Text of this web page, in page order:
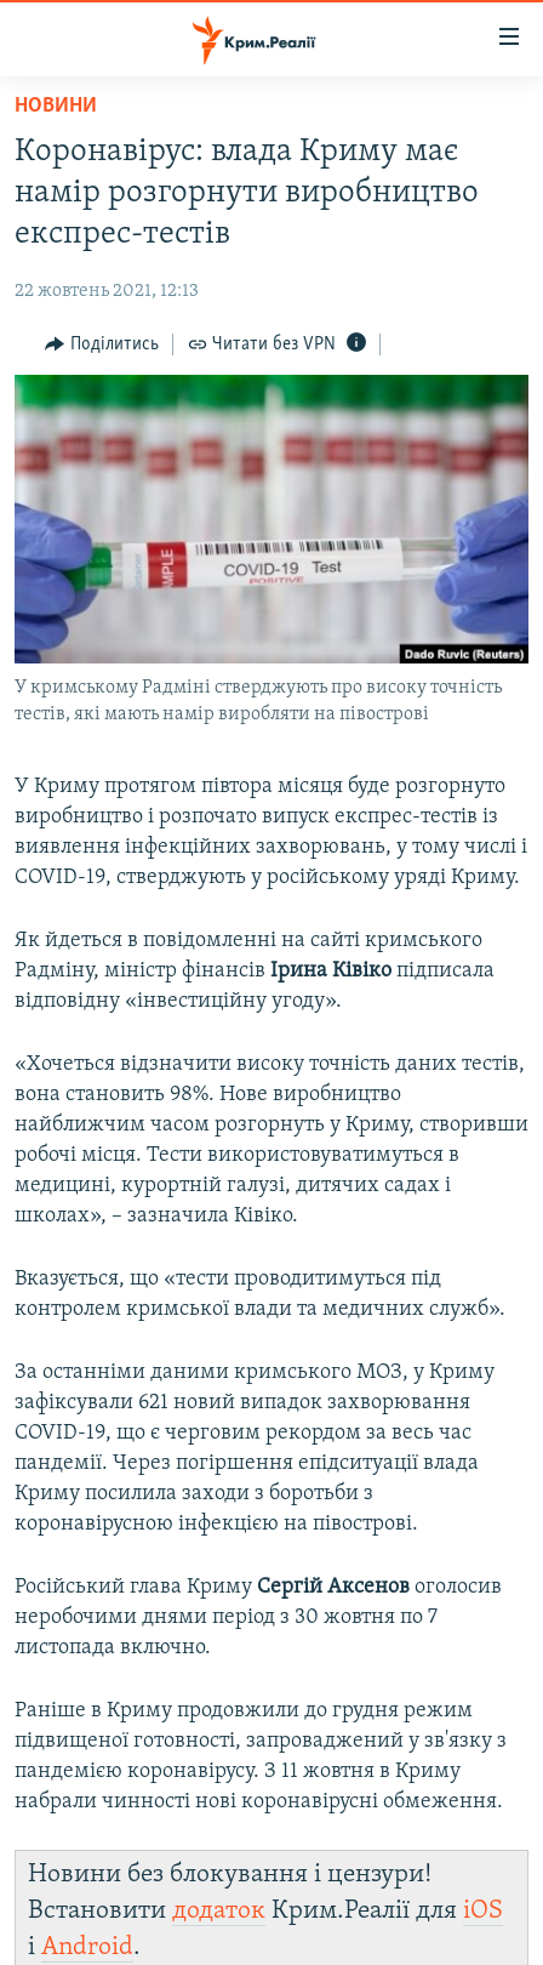
Перейти
основного
матеріалу
Перейти
до
основної
Перейти
до
пошуку
ВОДА.КРИМ
ВІДЕО ТА ФОТО
БЛОГИ
ПОГЛЯД
ІНТЕРВ'Ю
ВСЕ ЗА ДЕНЬ
СПЕЦПРОЕКТИ
ДЕПОРТАЦІЯ
ВІДЕОУРОКИ «ELIFBE»
СВІДЧЕННЯ ОКУПАЦІЇ
УКРАЇНСЬКА ПРОБЛЕМА КРИМУ
ІНФОГРАФІКА
ЯК ОБІЙТИ БЛОКУВАННЯ
Русский
Qırımtatar
ДОЛУЧАЙСЯ!
Усі сайти RFE/RL
НОВИНИ
Коронавірус: влада Криму має
намір розгорнути виробництво
експрес-тестів
22 жовтень 2021, 12:13
Поділитись Читати без VPN
У кримському Радміні стверджують про високу точність
тестів, які мають намір виробляти на півострові
У Криму протягом півтора місяця буде розгорнуто
виробництво і розпочато випуск експрес-тестів із
виявлення інфекційних захворювань, у тому числі і
COVID-19, стверджують у російському уряді Криму.
Як йдеться в повідомленні на сайті кримського
Радміну, міністр фінансів Ірина Ківіко підписала
відповідну «інвестиційну угоду».
«Хочеться відзначити високу точність даних тестів,
вона становить 98%. Нове виробництво
найближчим часом розгорнуть у Криму, створивши
робочі місця. Тести використовуватимуться в
медицині, курортній галузі, дитячих садах і
школах», – зазначила Ківіко.
Вказується, що «тести проводитимуться під
контролем кримської влади та медичних служб».
За останніми даними кримського МОЗ, у Криму
зафіксували 621 новий випадок захворювання
COVID-19, що є черговим рекордом за весь час
пандемії. Через погіршення епідситуації влада
Криму посилила заходи з боротьби з
коронавірусною інфекцією на півострові.
Російський глава Криму Сергій Аксенов оголосив
неробочими днями період з 30 жовтня по 7
листопада включно.
Раніше в Криму продовжили до грудня режим
підвищеної готовності, запроваджений у зв'язку з
пандемією коронавірусу. З 11 жовтня в Криму
набрали чинності нові коронавірусні обмеження.
Новини без блокування і цензури!
Встановити додаток Крим.Реалії для iOS
і Android.